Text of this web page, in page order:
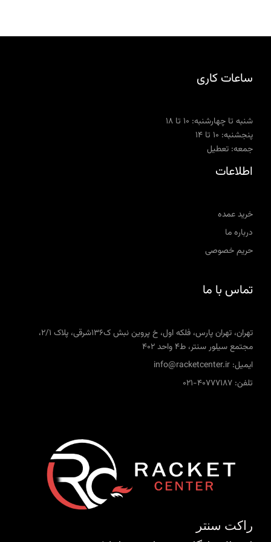
ساعات کاری
شنبه تا چهارشنبه: ۱۰ تا ۱۸
پنجشنبه: ۱۰ تا ۱۴
جمعه: تعطیل
اطلاعات
خرید عمده
درباره ما
حریم خصوصی
تماس با ما
تهران، تهران پارس، فلکه اول، خ پروین نبش ک136شرقی، پلاک 2/1،
مجتمع سیلور سنتر، ط4 واحد 402
ایمیل: info@racketcenter.ir
تلفن: 40777187-021
راکت سنتر